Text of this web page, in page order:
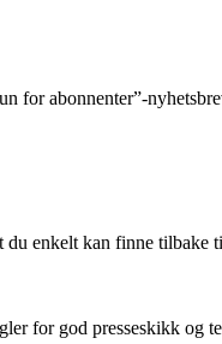
for abonnenter”-
enkelt kan finne tilbake
for god presseskikk